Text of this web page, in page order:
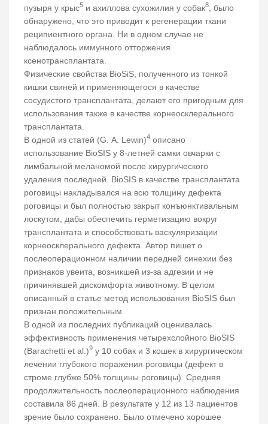
пузыря у крыс5 и ахиллова сухожилия у собак8
, было
обнаружено, что это приводит к регенерации ткани
реципиентного органа. Ни в одном случае не
наблюдалось иммунного отторжения
ксенотрансплантата.
Физические свойства BioSiS, полученного из тонкой
кишки свиней и применяющегося в качестве
сосудистого трансплантата, делают его пригодным для
использования также в качестве корнеосклерального
трансплантата.
В одной из статей (G. A. Lewin)4 описано
использование BioSIS у 8-летней самки овчарки с
лимбальной меланомой после хирургического
удаления последней. BioSIS в качестве трансплантата
роговицы накладывался на всю толщину дефекта
роговицы и был полностью закрыт конъюнктивальным
лоскутом, дабы обеспечить герметизацию вокруг
трансплантата и способствовать васкуляризации
корнеосклерального дефекта. Автор пишет о
послеоперационном наличии передней синехии без
признаков увеита, возникшей из-за адгезии и не
причинявшей дискомфорта животному. В целом
описанный в статье метод использования BioSIS был
признан положительным.
В одной из последних публикаций оценивалась
эффективность применения четырехслойного BioSIS
(Barachetti et al.)9 у 10 собак и 3 кошек в хирургическом
лечении глубокого поражения роговицы (дефект в
строме глубже 50% толщины роговицы). Средняя
продолжительность послеоперационного наблюдения
составила 86 дней. В результате у 12 из 13 пациентов
зрение было сохранено. Было отмечено хорошее